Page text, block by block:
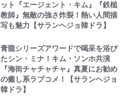
ット『エージェント・キム』『鉄槌
教師』無敵の強さ炸裂！熱い人間描
写も魅力【サランヘジョ韓ドラ】
青龍シリーズアワードで喝采を浴び
たシン・ミナ！キム・ソンホ共演
『海街チャチャチャ』真夏にお勧め
の癒し系ラブコメ！【サランヘジョ
韓ドラ】